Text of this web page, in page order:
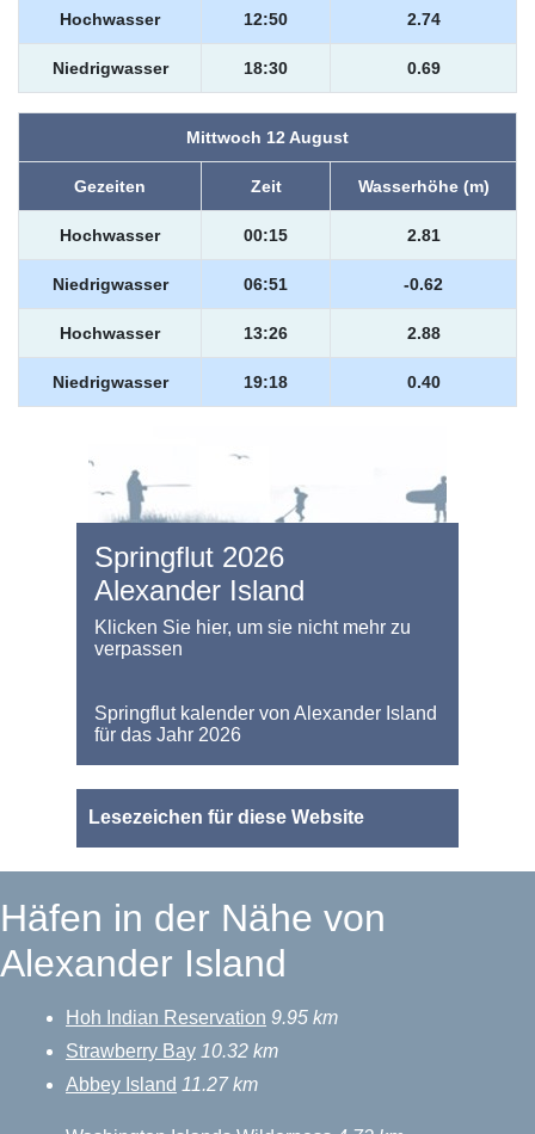
Hochwasser 12:50 2.74
Niedrigwasser 18:30 0.69
Mittwoch 12 August
Gezeiten Zeit Wasserhöhe (m)
Hochwasser 00:15 2.81
Niedrigwasser 06:51 -0.62
Hochwasser 13:26 2.88
Niedrigwasser 19:18 0.40
Springflut 2026
Alexander Island
Klicken Sie hier, um sie nicht mehr zu
verpassen
Springflut kalender von Alexander Island
für das Jahr 2026
Lesezeichen für diese Website
Häfen in der Nähe von
Alexander Island
Hoh Indian Reservation 9.95 km
Strawberry Bay 10.32 km
Abbey Island 11.27 km